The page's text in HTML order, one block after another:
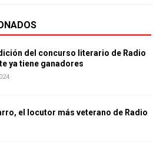
del concurso literario de Radio
ya tiene ganadores
el locutor más veterano de Radio